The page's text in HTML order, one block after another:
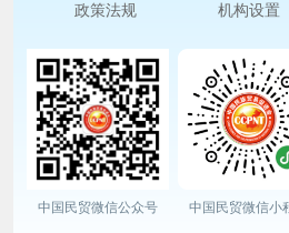
政策法规
机构设置
中国民贸微信公众号 中国民贸微信小